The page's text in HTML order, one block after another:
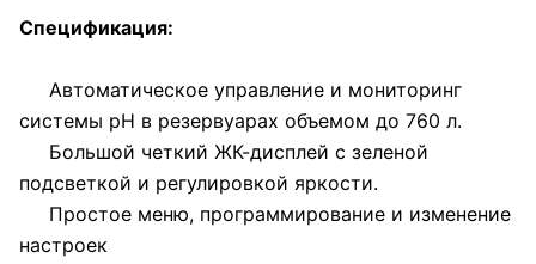
Спецификация:
Автоматическое управление и мониторинг
системы pH в резервуарах объемом до 760 л.
Большой четкий ЖК-дисплей с зеленой
подсветкой и регулировкой яркости.
Простое меню, программирование и изменение
настроек